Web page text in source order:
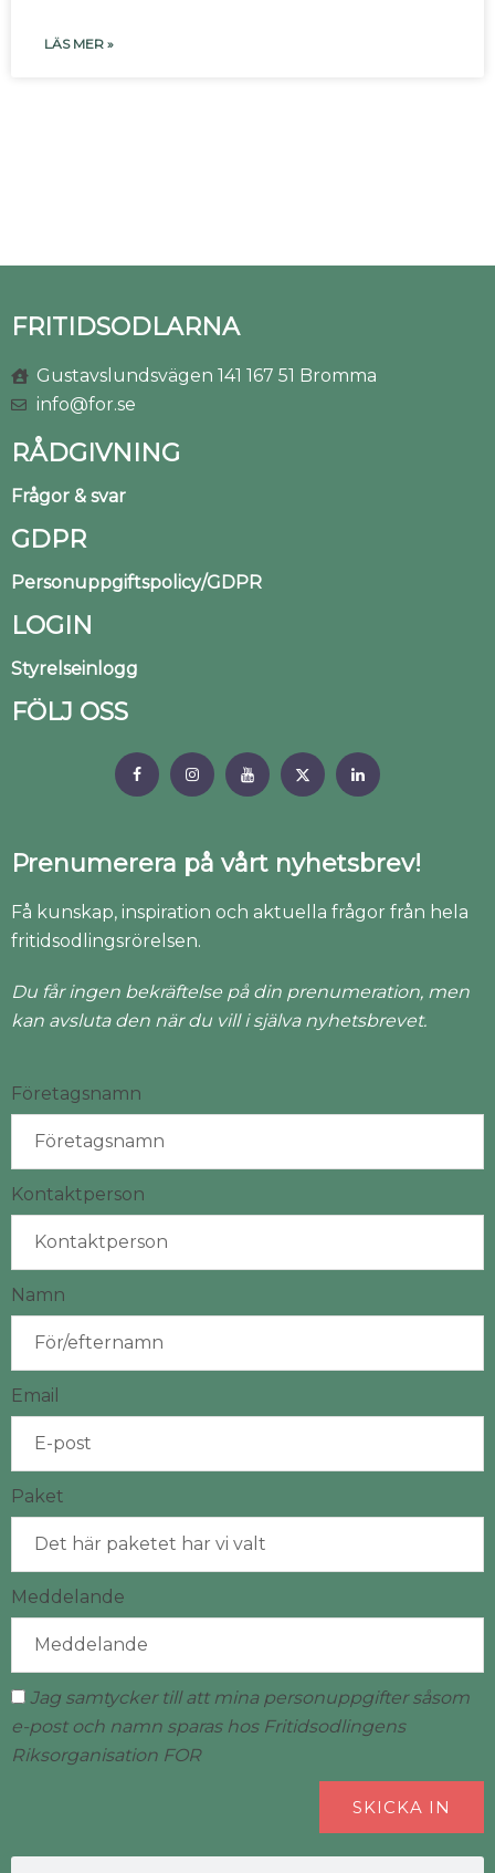
LÄS MER »
FRITIDSODLARNA
Gustavslundsvägen 141 167 51 Bromma
info@for.se
RÅDGIVNING
Frågor & svar
GDPR
Personuppgiftspolicy/GDPR
LOGIN
Styrelseinlogg
FÖLJ OSS
Prenumerera på vårt nyhetsbrev!
Få kunskap, inspiration och aktuella frågor från hela
fritidsodlingsrörelsen.
Du får ingen bekräftelse på din prenumeration, men
kan avsluta den när du vill i själva nyhetsbrevet.
Företagsnamn
Kontaktperson
Namn
Email
Paket
Meddelande
Jag samtycker till att mina personuppgifter såsom
e-post och namn sparas hos Fritidsodlingens
Riksorganisation FOR
SKICKA IN